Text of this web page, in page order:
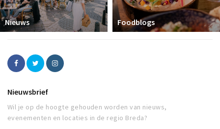
Nieuws Foodblogs
Nieuwsbrief
Wil je op de hoogte gehouden worden van nieuws,
evenementen en locaties in de regio Breda?